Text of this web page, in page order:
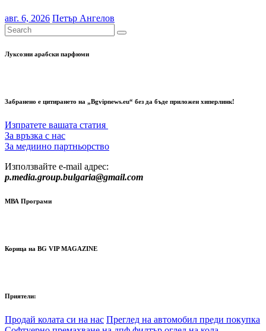
авг. 6, 2026 Петър Ангелов
Луксозни арабски парфюми
Забранено е цитирането на „Bgvipnews.eu“ без да бъде приложен хиперлинк!
Изпратете вашата статия
За връзка с нас
За медиино партньорство
Използвайте e-mail адрес:
p.media.group.bulgaria@gmail.com
МВА Програми
Корица на BG VIP MAGAZINE
Приятели:
Продай колата си на нас Преглед на автомобил преди покупка